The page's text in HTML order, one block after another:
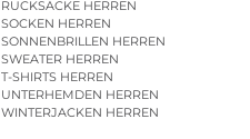
RUCKSÄCKE HERREN
SOCKEN HERREN
SONNENBRILLEN HERREN
SWEATER HERREN
T-SHIRTS HERREN
UNTERHEMDEN HERREN
WINTERJACKEN HERREN